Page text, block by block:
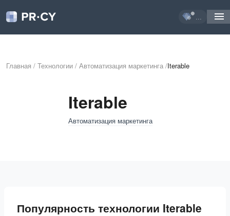
...
Главная / Технологии / Автоматизация маркетинга /Iterable
Iterable
Автоматизация маркетинга
Популярность технологии Iterable